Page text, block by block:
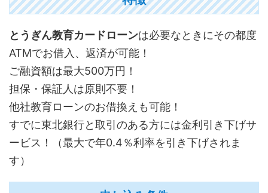
とうぎん教育カードローンは必要なときにその都度
ATMでお借入、返済が可能！
ご融資額は最大500万円！
担保・保証人は原則不要！
他社教育ローンのお借換えも可能！
すでに東北銀行と取引のある方には金利引き下げサ
ービス！（最大で年0.4％利率を引き下げされま
す）